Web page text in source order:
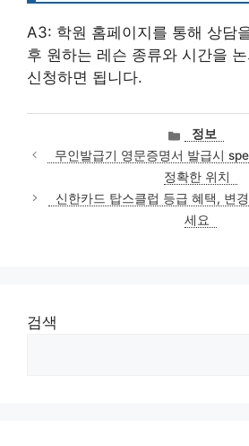
A3: 학원 홈페이지를 통해 상담
후 원하는 레슨 종류와 시간을
신청하면 됩니다.
카
테
고
리
정보
무인발급기 영문증명서 발급시
정확한 위치
신한카드 탑스클럽 등급 혜택, 변
세요
검색